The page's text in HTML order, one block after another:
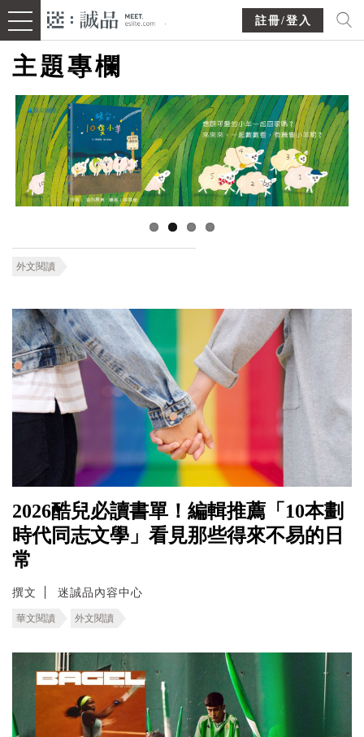
註冊/登入
主題專欄
外文閱讀
2026酷兒必讀書單！編輯推薦「10本劃
時代同志文學」看見那些得來不易的日
常
撰文 迷誠品內容中心
華文閱讀 外文閱讀